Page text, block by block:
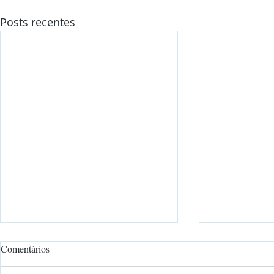
Posts recentes
Comentários